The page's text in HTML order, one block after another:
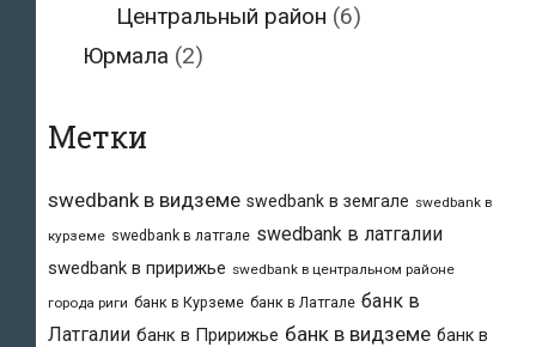
Центральный район (6)
Юрмала (2)
Метки
swedbank в видземе swedbank в земгале swedbank в
курземе swedbank в латгале swedbank в латгалии
swedbank в пририжье swedbank в центральном районе
города риги банк в Курземе банк в Латгале банк в
Латгалии банк в Пририжье банк в видземе банк в